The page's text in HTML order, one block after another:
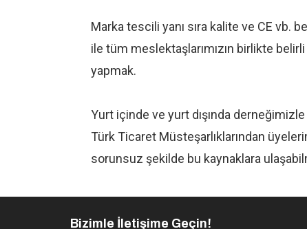
Marka tescili yanı sıra kalite ve CE
ile tüm meslektaşlarımızın birlikte
yapmak.
Yurt içinde ve yurt dışında
Türk Ticaret Müsteşarlıklarından
sorunsuz şekilde bu kaynaklara
Bizimle İletişime Geçin!